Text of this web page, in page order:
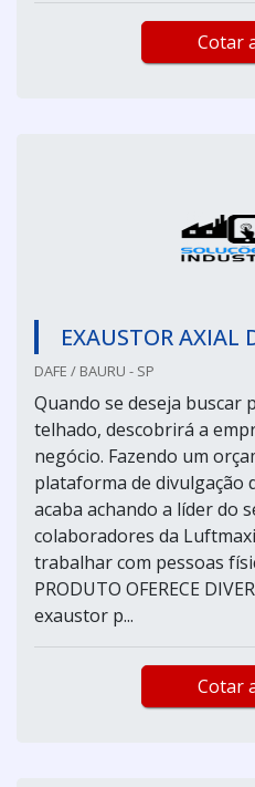
Cotar
EXAUSTOR AXIAL
DAFE / BAURU - SP
Quando se deseja buscar
telhado, descobrirá a
negócio. Fazendo um
plataforma de divulgação
acaba achando a líder do
colaboradores da
trabalhar com pessoas
PRODUTO OFERECE
exaustor p...
Cotar